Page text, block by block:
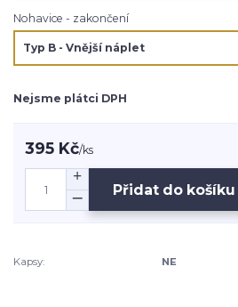
Nohavice - zakončení
Nejsme plátci DPH
395 Kč/ks
Přidat do košíku
Kapsy: NE